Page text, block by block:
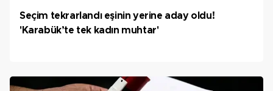
Seçim tekrarlandı eşinin yerine aday oldu!
'Karabük’te tek kadın muhtar'